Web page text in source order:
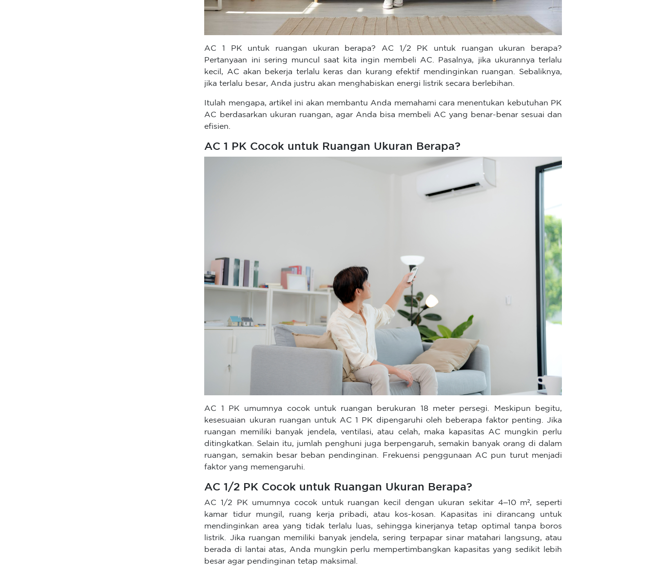
AC 1 PK untuk ruangan ukuran berapa? AC 1/2 PK untuk ruangan ukuran berapa?
Pertanyaan ini sering muncul saat kita ingin membeli AC. Pasalnya, jika ukurannya terlalu
kecil, AC akan bekerja terlalu keras dan kurang efektif mendinginkan ruangan. Sebaliknya,
jika terlalu besar, Anda justru akan menghabiskan energi listrik secara berlebihan.
Itulah mengapa, artikel ini akan membantu Anda memahami cara menentukan kebutuhan PK
AC berdasarkan ukuran ruangan, agar Anda bisa membeli AC yang benar-benar sesuai dan
efisien.
AC 1 PK Cocok untuk Ruangan Ukuran Berapa?
AC 1 PK umumnya cocok untuk ruangan berukuran 18 meter persegi. Meskipun begitu,
kesesuaian ukuran ruangan untuk AC 1 PK dipengaruhi oleh beberapa faktor penting. Jika
ruangan memiliki banyak jendela, ventilasi, atau celah, maka kapasitas AC mungkin perlu
ditingkatkan. Selain itu, jumlah penghuni juga berpengaruh, semakin banyak orang di dalam
ruangan, semakin besar beban pendinginan. Frekuensi penggunaan AC pun turut menjadi
faktor yang memengaruhi.
AC 1/2 PK Cocok untuk Ruangan Ukuran Berapa?
AC 1/2 PK umumnya cocok untuk ruangan kecil dengan ukuran sekitar 4–10 m², seperti
kamar tidur mungil, ruang kerja pribadi, atau kos-kosan. Kapasitas ini dirancang untuk
mendinginkan area yang tidak terlalu luas, sehingga kinerjanya tetap optimal tanpa boros
listrik. Jika ruangan memiliki banyak jendela, sering terpapar sinar matahari langsung, atau
berada di lantai atas, Anda mungkin perlu mempertimbangkan kapasitas yang sedikit lebih
besar agar pendinginan tetap maksimal.